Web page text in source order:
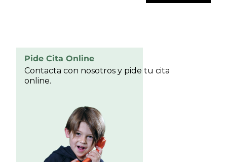
Pide Cita Online
Contacta con nosotros y pide tu cita
online.